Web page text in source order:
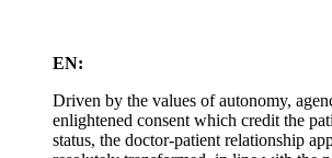
EN:
Driven by the values of autonomy,
enlightened consent which credit the
status, the doctor-patient relationship